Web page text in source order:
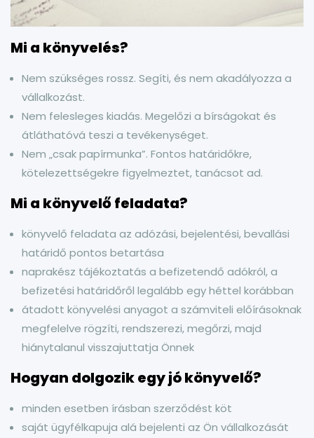
Mi a könyvelés?
Nem szükséges rossz. Segíti, és nem akadályozza a
vállalkozást.
Nem felesleges kiadás. Megelőzi a bírságokat és
átláthatóvá teszi a tevékenységet.
Nem „csak papírmunka”. Fontos határidőkre,
kötelezettségekre figyelmeztet, tanácsot ad.
Mi a könyvelő feladata?
könyvelő feladata az adózási, bejelentési, bevallási
határidő pontos betartása
naprakész tájékoztatás a befizetendő adókról, a
befizetési határidőről legalább egy héttel korábban
átadott könyvelési anyagot a számviteli előírásoknak
megfelelve rögzíti, rendszerezi, megőrzi, majd
hiánytalanul visszajuttatja Önnek
Hogyan dolgozik egy jó könyvelő?
minden esetben írásban szerződést köt
saját ügyfélkapuja alá bejelenti az Ön vállalkozását